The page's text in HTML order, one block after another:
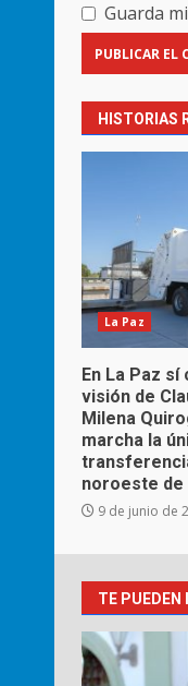
Guarda
HISTORIAS
La Paz
En La Paz
visión de
Milena
marcha la
noroeste de
9 de junio de
TE PUEDEN